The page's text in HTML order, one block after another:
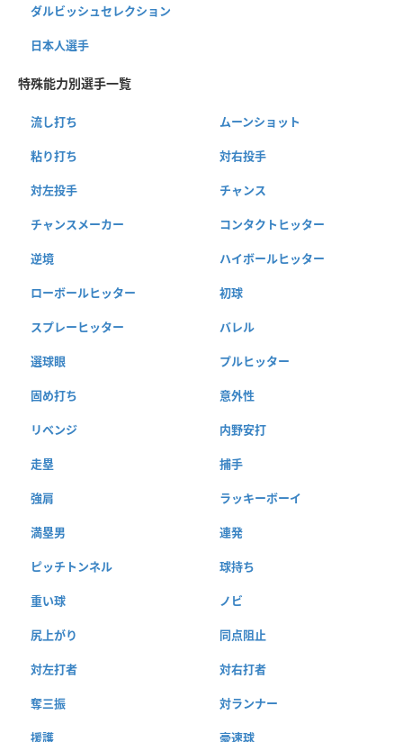
ダルビッシュセレクション
日本人選手
特殊能力別選手一覧
流し打ち ムーンショット
粘り打ち 対右投手
対左投手 チャンス
チャンスメーカー コンタクトヒッター
逆境 ハイボールヒッター
ローボールヒッター 初球
スプレーヒッター バレル
選球眼 プルヒッター
固め打ち 意外性
リベンジ 内野安打
走塁 捕手
強肩 ラッキーボーイ
満塁男 連発
ピッチトンネル 球持ち
重い球 ノビ
尻上がり 同点阻止
対左打者 対右打者
奪三振 対ランナー
援護 豪速球